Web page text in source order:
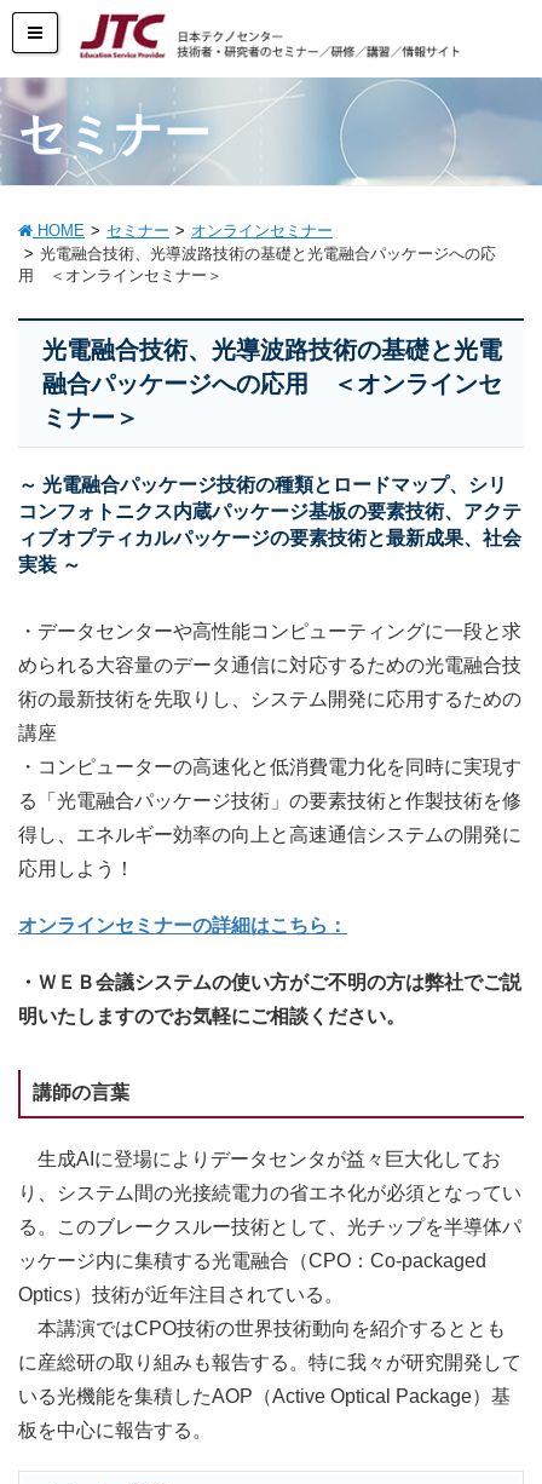
セミナー
HOME セミナー
オンラインセミナー
光電融合技術、光導波路技術の基礎と光電融合パッケージへの応
用 ＜オンラインセミナー＞
光電融合技術、光導波路技術の基礎と光電
融合パッケージへの応用 ＜オンラインセ
ミナー＞
～ 光電融合パッケージ技術の種類とロードマップ、シリ
コンフォトニクス内蔵パッケージ基板の要素技術、アクテ
ィブオプティカルパッケージの要素技術と最新成果、社会
実装 ～
・データセンターや高性能コンピューティングに一段と求
められる大容量のデータ通信に対応するための光電融合技
術の最新技術を先取りし、システム開発に応用するための
講座
・コンピューターの高速化と低消費電力化を同時に実現す
る「光電融合パッケージ技術」の要素技術と作製技術を修
得し、エネルギー効率の向上と高速通信システムの開発に
応用しよう！
オンラインセミナーの詳細はこちら：
・ＷＥＢ会議システムの使い方がご不明の方は弊社でご説
明いたしますのでお気軽にご相談ください。
講師の言葉
生成AIに登場によりデータセンタが益々巨大化してお
り、システム間の光接続電力の省エネ化が必須となってい
る。このブレークスルー技術として、光チップを半導体パ
ッケージ内に集積する光電融合（CPO：Co-packaged
Optics）技術が近年注目されている。
本講演ではCPO技術の世界技術動向を紹介するととも
に産総研の取り組みも報告する。特に我々が研究開発して
いる光機能を集積したAOP（Active Optical Package）基
板を中心に報告する。